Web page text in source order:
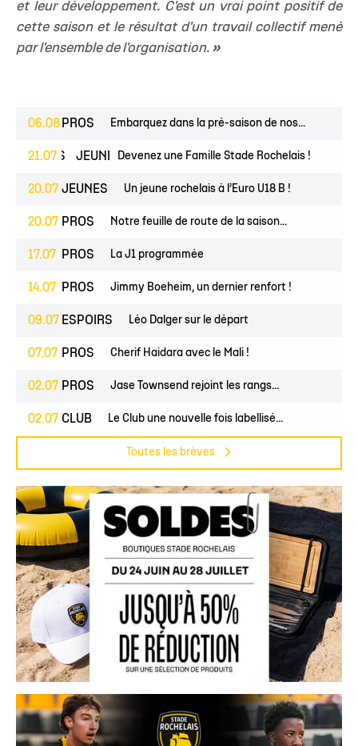
et leur développement. C'est un vrai point positif de
cette saison et le résultat d'un travail collectif mené
par l'ensemble de l'organisation. »
06.08 PROS Embarquez dans la pré-saison de nos...
21.07 JEUNES Devenez une Famille Stade Rochelais !
20.07 JEUNES Un jeune rochelais à l’Euro U18 B !
20.07 PROS Notre feuille de route de la saison...
17.07 PROS La J1 programmée
14.07 PROS Jimmy Boeheim, un dernier renfort !
09.07 ESPOIRS Léo Dalger sur le départ
07.07 PROS Cherif Haidara avec le Mali !
02.07 PROS Jase Townsend rejoint les rangs...
02.07 CLUB Le Club une nouvelle fois labellisé...
Toutes les brèves